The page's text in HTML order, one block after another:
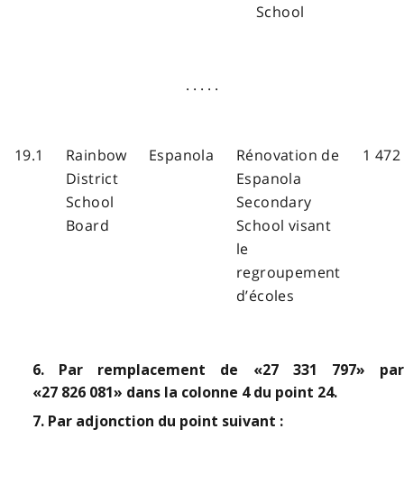
School
. . . . .
19.1
Rainbow
District
School
Board
Espanola
Rénovation de
Espanola
Secondary
School visant
le
regroupement
d’écoles
1
6. Par remplacement de «27 331 797» par
«27 826 081» dans la colonne 4 du point 24.
7. Par adjonction du point suivant :